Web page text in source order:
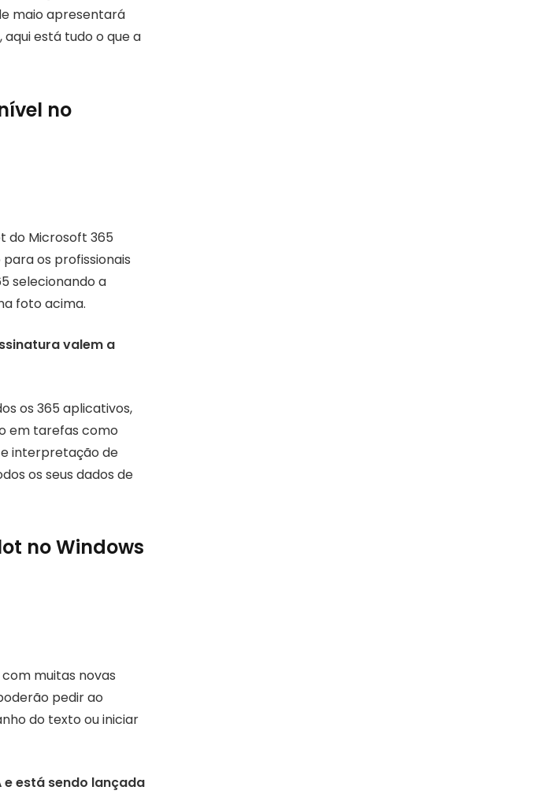
maio apresentará
está tudo o que a
no
do Microsoft 365
os profissionais
selecionando a
foto acima.
valem a
os 365 aplicativos,
em tarefas como
interpretação de
os seus dados de
no Windows
com muitas novas
pedir ao
do texto ou iniciar
e está sendo lançada